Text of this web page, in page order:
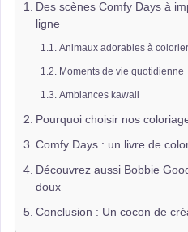
Des scènes Comfy Days à
ligne
Animaux adorables à colorier
Moments de vie quotidienne
Ambiances kawaii
Pourquoi choisir nos
Comfy Days : un livre de
Découvrez aussi Bobbie
doux
Conclusion : Un cocon de